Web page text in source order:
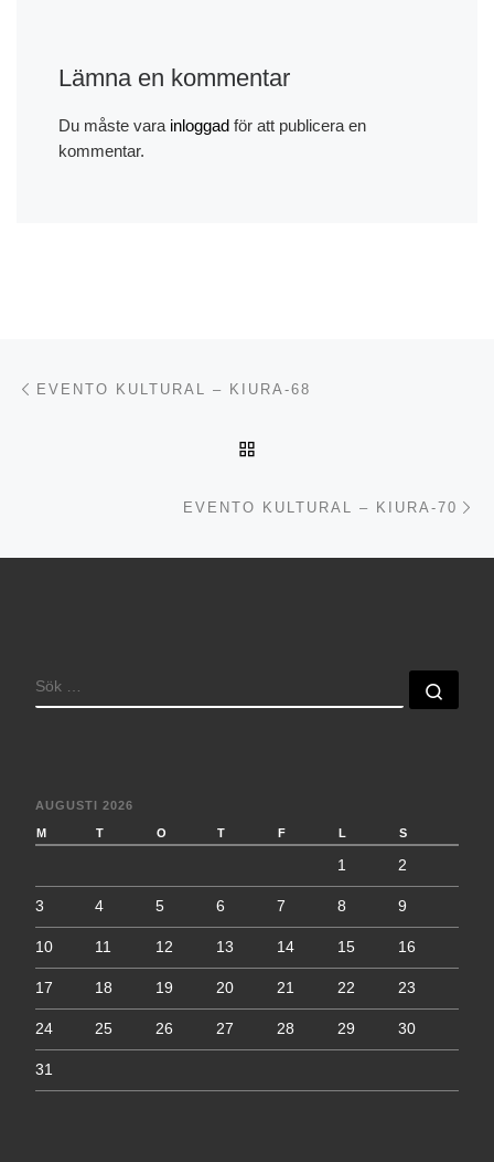
Lämna en kommentar
Du måste vara inloggad för att publicera en
kommentar.
Inläggsnavigering
EVENTO KULTURAL – KIURA-68
EVENTO KULTURAL – KIURA-70
SÖK
AUGUSTI 2026
M T O T F L S
1 2
3 4 5 6 7 8 9
10 11 12 13 14 15 16
17 18 19 20 21 22 23
24 25 26 27 28 29 30
31